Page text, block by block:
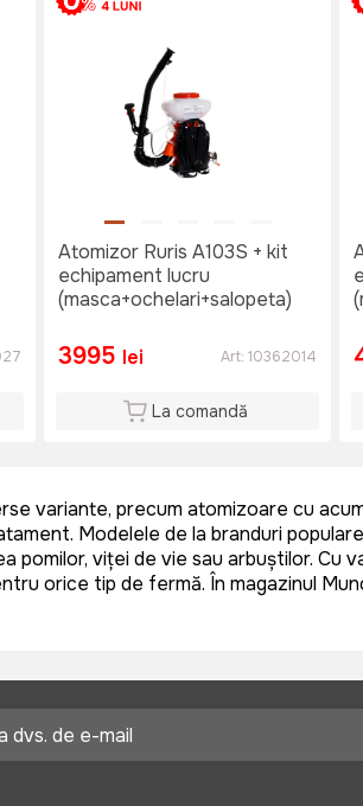
Atomizor Ruris A103S + kit
echipament lucru
(masca+ochelari+salopeta)
3995 lei Art: 10362014
La comandă
variante, precum atomizoare cu
Modelele de la branduri
viței de vie sau arbuștilor. Cu
orice tip de fermă. În magazinul